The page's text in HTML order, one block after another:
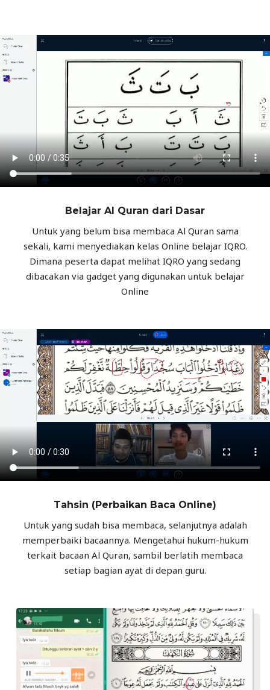
Belajar Al Quran dari Dasar
Untuk yang belum bisa membaca Al Quran sama
sekali, kami menyediakan kelas Online belajar IQRO.
Dimana peserta dapat melihat IQRO yang sedang
dibacakan via gadget yang digunakan untuk belajar
Online
Tahsin (Perbaikan Baca Online)
Untuk yang sudah bisa membaca, selanjutnya adalah
memperbaiki bacaannya. Mengetahui hukum-hukum
terkait bacaan Al Quran, sambil berlatih membaca
setiap bagian ayat di depan guru.